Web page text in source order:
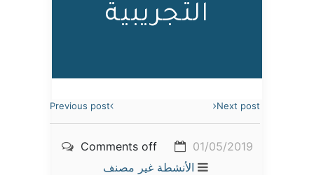
التجريبية
Previous post Next post
01/05/2019
Comments off
الأنشطة غير مصنف